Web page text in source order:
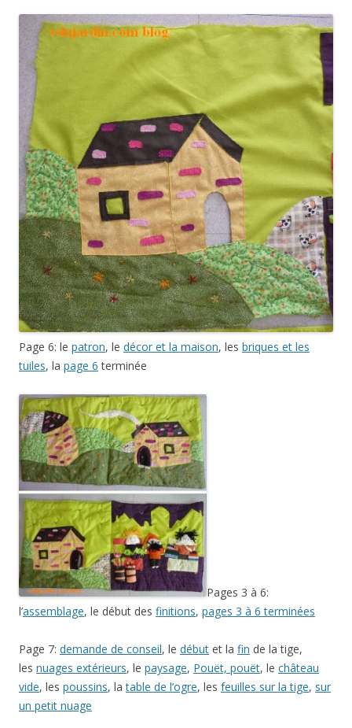
Page 6: le patron, le décor et la maison, les briques et les
tuiles, la page 6 terminée
Pages 3 à 6:
l’assemblage, le début des finitions, pages 3 à 6 terminées
Page 7: demande de conseil, le début et la fin de la tige,
les nuages extérieurs, le paysage, Pouët, pouët, le château
vide, les poussins, latable de l’ogre, les feuilles sur la tige, sur
un petit nuage